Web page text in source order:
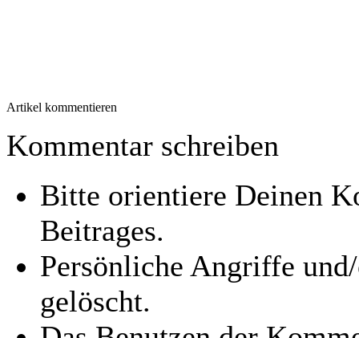
Artikel kommentieren
Kommentar schreiben
Bitte orientiere Deinen
Beitrages.
Persönliche Angriffe
gelöscht.